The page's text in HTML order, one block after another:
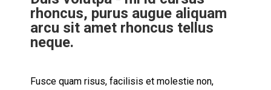
rhoncus, purus augue aliquam
arcu sit amet rhoncus tellus
neque.
Fusce quam risus, facilisis et molestie non,